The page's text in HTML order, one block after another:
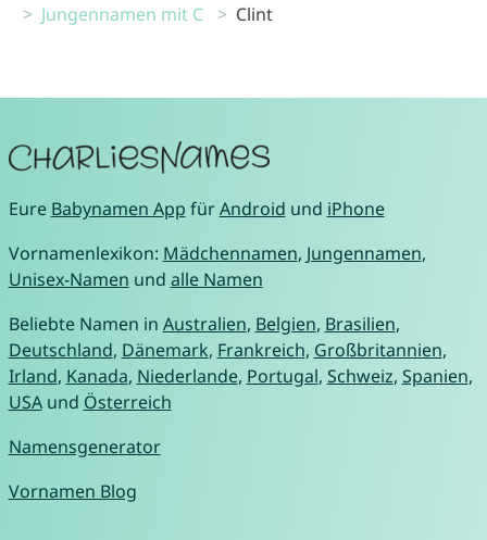
Jungennamen mit C
Clint
Eure Babynamen App fürAndroid und iPhone
Vornamenlexikon: Mädchennamen, Jungennamen,
Unisex-Namen und alle Namen
Beliebte Namen in Australien, Belgien, Brasilien,
Deutschland, Dänemark, Frankreich, Großbritannien,
Irland, Kanada, Niederlande, Portugal, Schweiz, Spanien,
USAund Österreich
Namensgenerator
Vornamen Blog